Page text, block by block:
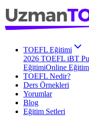
TOEFL Eğitimi
2026 TOEFL iBT
EğitimiOnline
TOEFL Nedir?
Ders Örnekleri
Yorumlar
Blog
Eğitim Setleri